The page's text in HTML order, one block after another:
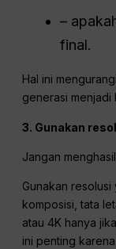
–
final.
Hal ini
generasi menjadi
3. Gunakan
Jangan
Gunakan
komposisi, tata
atau 4K hanya
ini penting